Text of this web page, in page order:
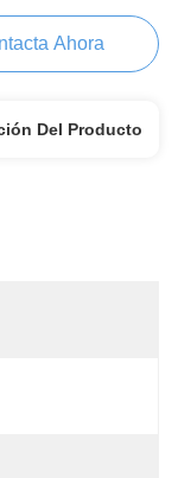
Ahora
Del Producto